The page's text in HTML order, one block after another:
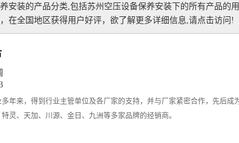
安装的产品分类,包括苏州空压设备保养安装下的所有产品的
在全国地区获得用户好评，欲了解更多详细信息,请点击访问!
年来，得到行业主管单位及各厂家的支持，并与厂家紧密合作，先后
灵、天加、川源、金日、九洲等多家品牌的经销商。